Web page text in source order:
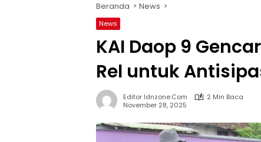
Beranda News
News
KAI Daop 9
Rel untuk
Editor Idnzone.com
2 Min Baca
November 28, 2025